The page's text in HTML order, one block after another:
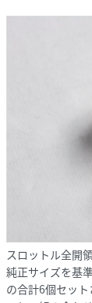
スロットル全開
純正サイズを基
の合計6個セッ